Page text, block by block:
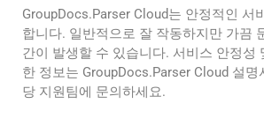
GroupDocs.Parser Cloud는 안정적인 서
합니다. 일반적으로 잘 작동하지만 가끔
간이 발생할 수 있습니다. 서비스 안정성
한 정보는 GroupDocs.Parser Cloud 설명
당 지원팀에 문의하세요.